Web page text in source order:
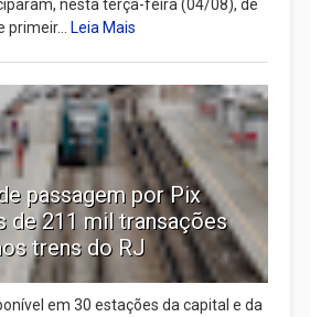
nesta terça-feira (04/08), de
Leia Mais
passagem por Pix
de 211 mil transações
trens do RJ
em 30 estações da capital e da